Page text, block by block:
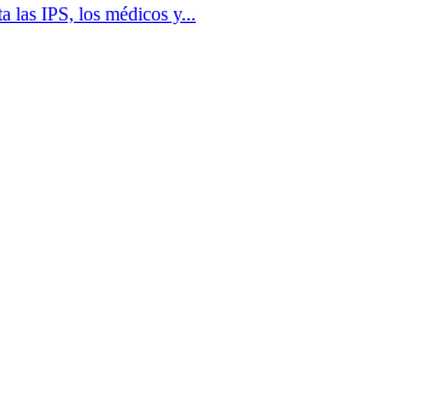
las IPS, los médicos y...